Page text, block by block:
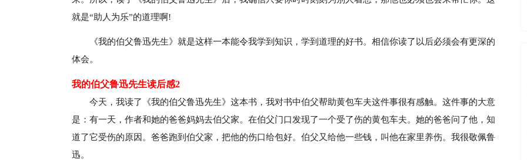
就是“助人为乐”的道理啊!
《我的伯父鲁迅先生》就是这样一本能令我学到知识，学到道理的好书。相信你读了以后必须会有更深的
体会。
我的伯父鲁迅先生读后感2
今天，我读了《我的伯父鲁迅先生》这本书，我对书中伯父帮助黄包车夫这件事很有感触。这件事的大意
是：有一天，作者和她的爸爸妈妈去伯父家。在伯父门口发现了一个受了伤的黄包车夫。她的爸爸问了他，知
道了它受伤的原因。爸爸跑到伯父家，把他的伤口给包好。伯父又给他一些钱，叫他在家里养伤。我很敬佩鲁
迅。